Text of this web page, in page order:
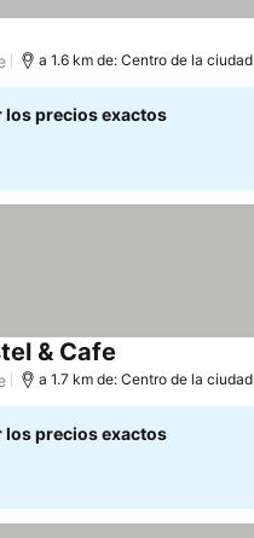
a 1.6 km de: Centro de la ciudad
los precios exactos
& Cafe
a 1.7 km de: Centro de la ciudad
los precios exactos